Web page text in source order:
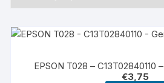
EPSON T028 – C13T02840110
€3,75